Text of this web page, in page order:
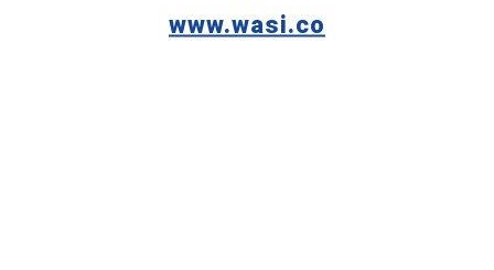
www.wasi.co